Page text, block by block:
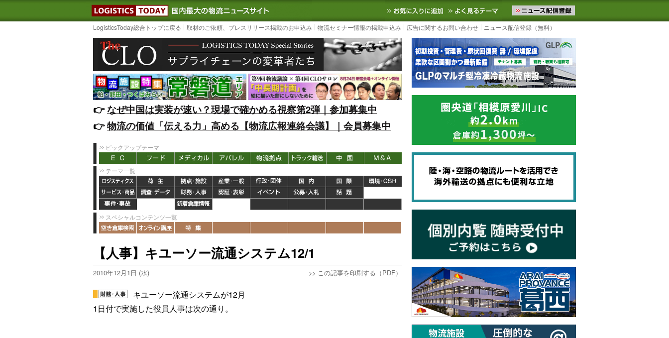
LOGISTICS TODAY｜国内最大の物流ニュースサイト3PL, SCMなど国内外の最新の物流ニュースをお届けします。物流ニュースメール配信を登録す
お気に入りに追加 よく見るテーマ
LogisticsToday総合トップに戻る 取材のご依頼、プレスリリース掲載のお申込み 物流セミナー情報の掲載申込み 広告に関するお問い合わせ ニュース配信登録（無料）
👉️なぜ中国は実装が速い？現場で確かめる視察第2弾｜参加募集中
👉️物流の価値「伝える力」高める【物流広報連絡会議】｜会員募集中
ピックアップテーマ
テーマ一覧
スペシャルコンテンツ一覧
【人事】キユーソー流通システム12/1
2010年12月1日 (水) >> この記事を印刷する（PDF）
キユーソー流通システムが12月
1日付で実施した役員人事は次の通り。